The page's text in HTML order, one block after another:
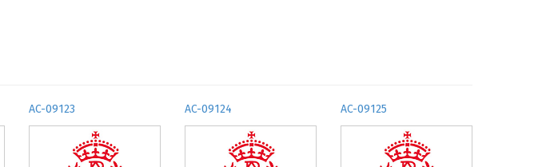
AC-09123 AC-09124 AC-09125